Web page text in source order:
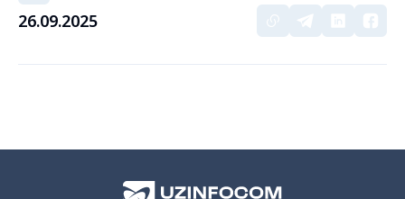
26.09.2025